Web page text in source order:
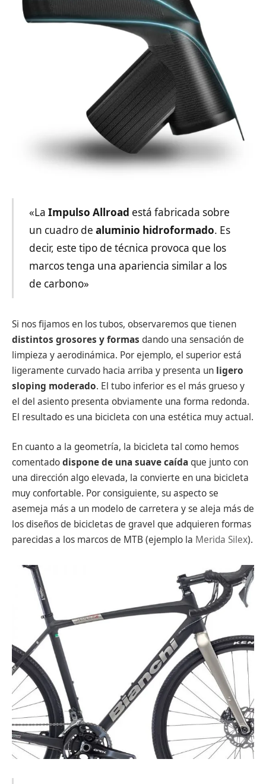
«La Impulso Allroad está fabricada sobre
un cuadro de aluminio hidroformado. Es
decir, este tipo de técnica provoca que los
marcos tenga una apariencia similar a los
de carbono»
Si nos fijamos en los tubos, observaremos que tienen
distintos grosores y formas dando una sensación de
limpieza y aerodinámica. Por ejemplo, el superior está
ligeramente curvado hacia arriba y presenta un ligero
sloping moderado. El tubo inferior es el más grueso y
el del asiento presenta obviamente una forma redonda.
El resultado es una bicicleta con una estética muy actual.
En cuanto a la geometría, la bicicleta tal como hemos
comentadodispone de una suave caídaque junto con
una dirección algo elevada, la convierte en una bicicleta
muy confortable. Por consiguiente, su aspecto se
asemeja más a un modelo de carretera y se aleja más de
los diseños de bicicletas de gravel que adquieren formas
parecidas a los marcos de MTB (ejemplo la Merida Silex).